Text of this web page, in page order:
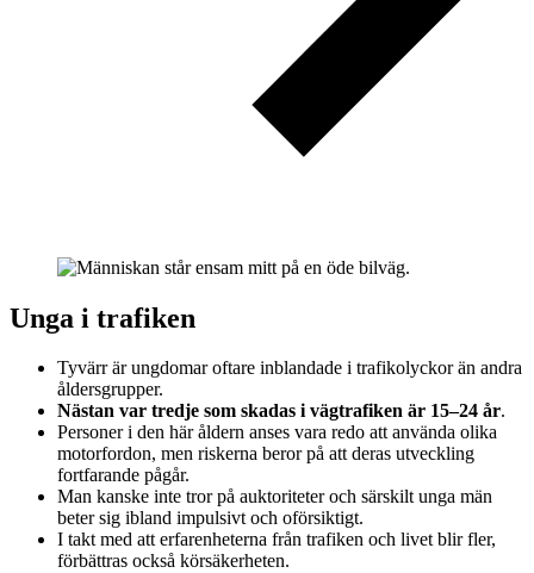
Unga i trafiken
Tyvärr är ungdomar oftare inblandade i trafikolyckor än andra
åldersgrupper.
Nästan var tredje som skadas i vägtrafiken är 15–24 år.
Personer i den här åldern anses vara redo att använda olika
motorfordon, men riskerna beror på att deras utveckling
fortfarande pågår.
Man kanske inte tror på auktoriteter och särskilt unga män
beter sig ibland impulsivt och oförsiktigt.
I takt med att erfarenheterna från trafiken och livet blir fler,
förbättras också körsäkerheten.